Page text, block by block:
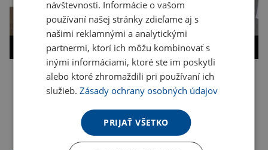
Kopírovať odkaz
návštevnosti. Informácie o vašom
používaní našej stránky zdieľame aj s
našimi reklamnými a analytickými
partnermi, ktorí ich môžu kombinovať s
inými informáciami, ktoré ste im poskytli
alebo ktoré zhromaždili pri používaní ich
služieb.Zásady ochrany osobných údajov
PRIJAŤ VŠETKO